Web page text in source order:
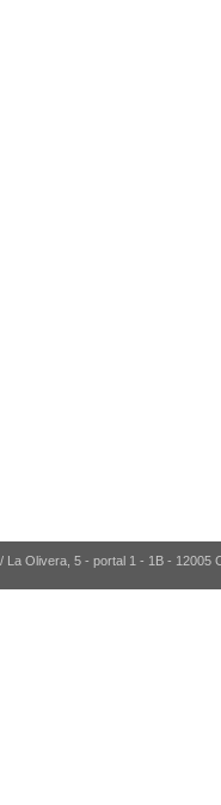
Olivera, 5 - portal 1 - 1B - 12005